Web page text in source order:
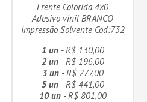
Frente Colorida 4x0
Adesivo vinil BRANCO
Impressão Solvente Cod:732
1 un- R$ 130,00
2 un- R$ 196,00
3 un- R$ 277,00
5 un- R$ 441,00
10 un- R$ 801,00